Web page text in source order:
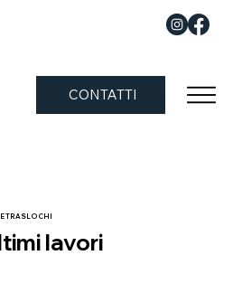
CONTATTI
TRASLOCHI
lavori